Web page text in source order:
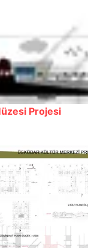
Projesi